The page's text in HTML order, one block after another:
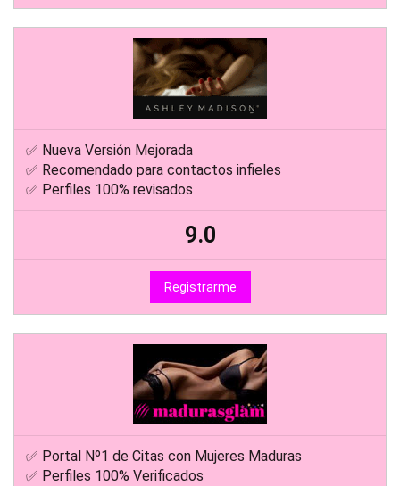
✅ Nueva Versión Mejorada
✅ Recomendado para contactos infieles
✅ Perfiles 100% revisados
9.0
Registrarme
✅ Portal Nº1 de Citas con Mujeres Maduras
✅ Perfiles 100% Verificados